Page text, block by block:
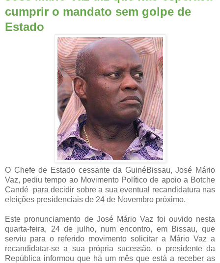
cumprir o mandato sem golpe de
Estado
O Chefe de Estado cessante da GuinéBissau, José Mário
Vaz, pediu tempo ao Movimento Político de apoio a Botche
Candé para decidir sobre a sua eventual recandidatura nas
eleições presidenciais de 24 de Novembro próximo.
Este pronunciamento de José Mário Vaz foi ouvido nesta
quarta-feira, 24 de julho, num encontro, em Bissau, que
serviu para o referido movimento solicitar a Mário Vaz a
recandidatar-se a sua própria sucessão, o presidente da
República informou que há um mês que está a receber as